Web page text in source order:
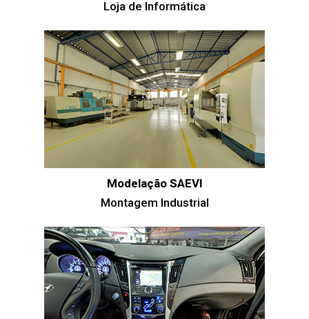
Loja de Informática
Modelação SAEVI
Montagem Industrial